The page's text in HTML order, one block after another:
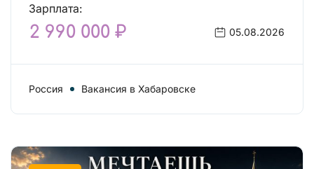
Зарплата:
2 990 000 ₽ 05.08.2026
Россия Вакансия в Хабаровске